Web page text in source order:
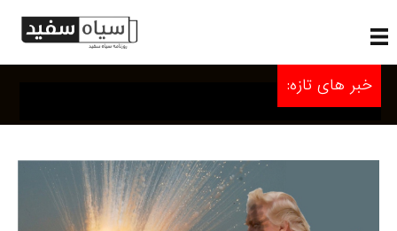
خبر های تازه: